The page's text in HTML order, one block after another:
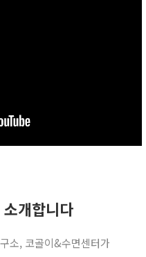
개합니다
소, 코골이&수면센터가